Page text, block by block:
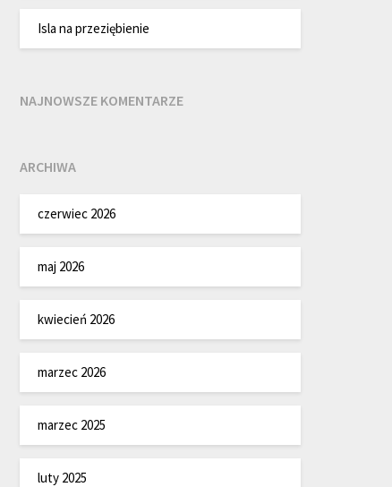
Isla na przeziębienie
NAJNOWSZE KOMENTARZE
ARCHIWA
czerwiec 2026
maj 2026
kwiecień 2026
marzec 2026
marzec 2025
luty 2025